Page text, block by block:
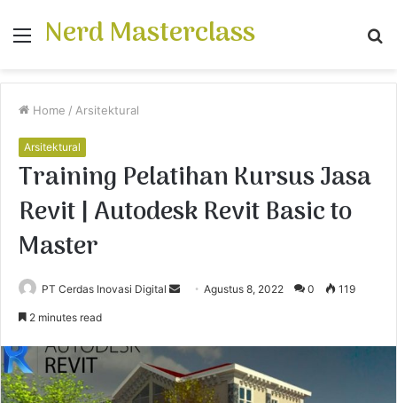
Menu
Nerd Masterclass
Home / Arsitektural
Arsitektural
Training Pelatihan Kursus Jasa
Revit | Autodesk Revit Basic to
Master
PT Cerdas Inovasi Digital
d
a
n
Agustus 8, 2022 0 119
2 minutes read